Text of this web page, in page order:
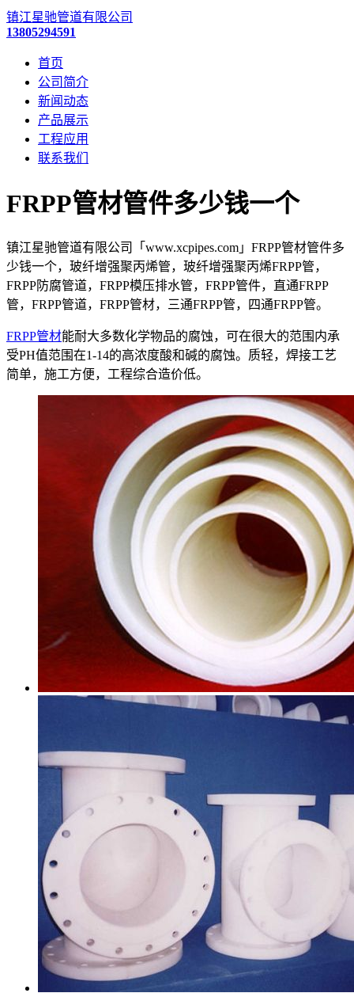
镇江星驰管道有限公司
13805294591
首页
公司简介
新闻动态
产品展示
工程应用
联系我们
FRPP管材管件多少钱一个
镇江星驰管道有限公司「www.xcpipes.com」FRPP管材管件多
少钱一个，玻纤增强聚丙烯管，玻纤增强聚丙烯FRPP管，
FRPP防腐管道，FRPP模压排水管，FRPP管件，直通FRPP
管，FRPP管道，FRPP管材，三通FRPP管，四通FRPP管。
FRPP管材能耐大多数化学物品的腐蚀，可在很大的范围内承
受PH值范围在1-14的高浓度酸和碱的腐蚀。质轻，焊接工艺
简单，施工方便，工程综合造价低。